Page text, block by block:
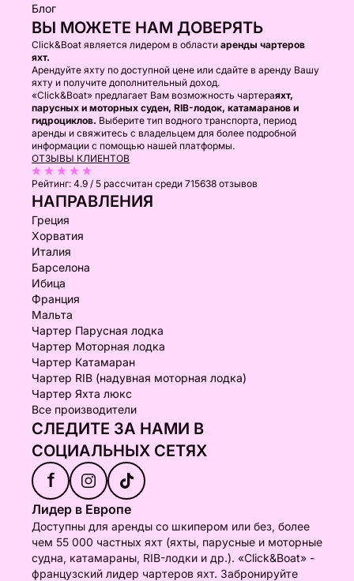
Блог
ВЫ МОЖЕТЕ НАМ ДОВЕРЯТЬ
Click&Boat является лидером в области аренды чартеров
яхт.
Арендуйте яхту по доступной цене или сдайте в аренду Вашу
яхту и получите дополнительный доход.
«Click&Boat» предлагает Вам возможность чартераяхт,
парусных и моторных суден, RIB-лодок, катамаранов и
гидроциклов. Выберите тип водного транспорта, период
аренды и свяжитесь с владельцем для более подробной
информации с помощью нашей платформы.
ОТЗЫВЫ КЛИЕНТОВ
Рейтинг: 4.9 / 5 рассчитан среди 715638 отзывов
НАПРАВЛЕНИЯ
Греция
Хорватия
Италия
Барселона
Ибица
Франция
Мальта
Чартер Парусная лодка
Чартер Моторная лодка
Чартер Катамаран
Чартер RIB (надувная моторная лодка)
Чартер Яхта люкс
Все производители
СЛЕДИТЕ ЗА НАМИ В
СОЦИАЛЬНЫХ СЕТЯХ
f
Лидер в Европе
Доступны для аренды со шкипером или без, более
чем 55 000 частных яхт (яхты, парусные и моторные
судна, катамараны, RIB-лодки и др.). «Click&Boat» -
французский лидер чартеров яхт. Забронируйте